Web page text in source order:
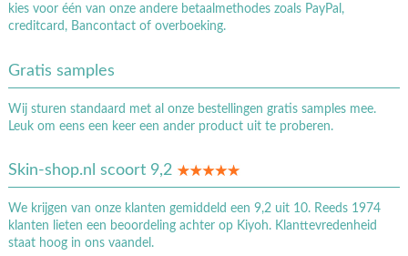
kies voor één van onze andere betaalmethodes zoals PayPal,
creditcard, Bancontact of overboeking.
Gratis samples
Wij sturen standaard met al onze bestellingen gratis samples mee.
Leuk om eens een keer een ander product uit te proberen.
Skin-shop.nl scoort 9,2
We krijgen van onze klanten gemiddeld een 9,2 uit 10. Reeds 1974
klanten lieten een beoordeling achter op Kiyoh. Klanttevredenheid
staat hoog in ons vaandel.